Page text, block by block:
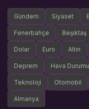
Gündem Siyaset
Fenerbahçe Beşiktaş
Dolar Euro Altın
Deprem Hava Durumu
Teknoloji Otomobil
Almanya